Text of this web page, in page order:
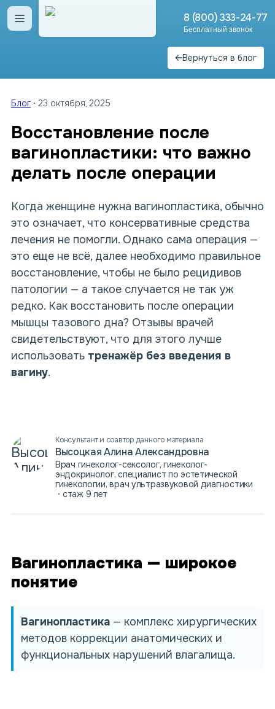
Открыть меню 8 (800) 333-24-77
Бесплатный звонок
Вернуться в блог
Блог 23 октября, 2025
Восстановление после
вагинопластики: что важно
делать после операции
Когда женщине нужна вагинопластика, обычно
это означает, что консервативные средства
лечения не помогли. Однако сама операция —
это еще не всё, далее необходимо правильное
восстановление, чтобы не было рецидивов
патологии — а такое случается не так уж
редко. Как восстановить после операции
мышцы тазового дна? Отзывы врачей
свидетельствуют, что для этого лучше
использовать тренажёр без введения в
вагину.
Консультант и соавтор данного материала
Высоцкая Алина Александровна
Врач гинеколог-сексолог, гинеколог-
эндокринолог, специалист по эстетической
гинекологии, врач ультразвуковой диагностики
стаж 9 лет
Вагинопластика — широкое
понятие
Вагинопластика — комплекс хирургических
методов коррекции анатомических и
функциональных нарушений влагалища.